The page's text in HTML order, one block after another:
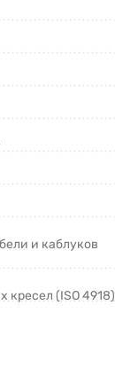
и каблуков
кресел (ISO 4918)